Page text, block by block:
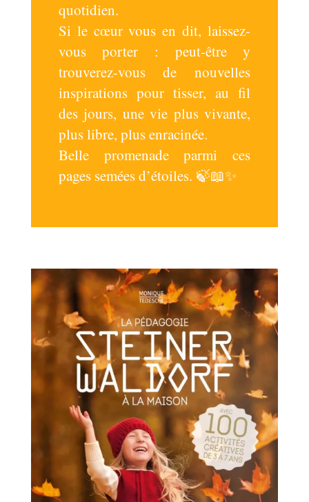
quotidien.
Si le cœur vous en dit, laissez-
vous porter : peut-être y
trouverez-vous de nouvelles
inspirations pour tisser, au fil
des jours, une vie plus vivante,
plus libre, plus enracinée.
Belle promenade parmi ces
pages semées d’étoiles. 🍃📖✨